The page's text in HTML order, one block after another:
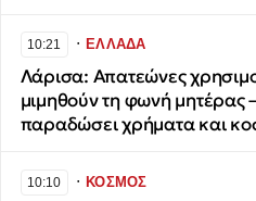
10:21 ∙ΕΛΛΑΔΑ
Λάρισα: Απατεώνες
μιμηθούν τη φωνή μητέρας
παραδώσει χρήματα και
10:10 ∙ΚΟΣΜΟΣ